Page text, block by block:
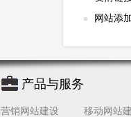
网站添
产品与服务
营销网站建设
移动网站